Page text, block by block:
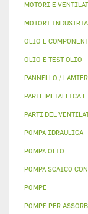
MOTORI E
MOTORI
OLIO E
OLIO E TEST OLIO
PANNELLO /
PARTE METALLICA
PARTI DEL
POMPA IDRAULICA
POMPA OLIO
POMPA SCAICO
POMPE
POMPE PER